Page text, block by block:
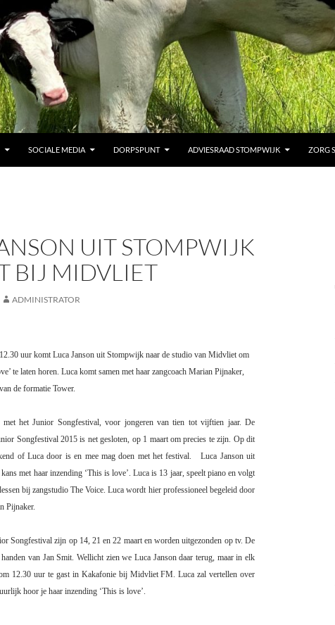
SOCIALE MEDIA DORPSPUNT ADVIESRAAD STOMPWIJK ZORG
UIT STOMPWIJK
BIJ MIDVLIET
ADMINISTRATOR
uur komt Luca Janson uit Stompwijk naar de studio van Midvliet om
te laten horen. Luca komt samen met haar zangcoach Marian Pijnaker,
de formatie Tower.
met het Junior Songfestival, voor jongeren van tien tot vijftien jaar. De
Songfestival 2015 is net gesloten, op 1 maart om precies te zijn. Op dit
of Luca door is en mee mag doen met het festival.
Luca Janson uit
met haar inzending ‘This is love’. Luca is 13 jaar, speelt piano en volgt
bij zangstudio The Voice. Luca wordt hier professioneel begeleid door
Pijnaker.
Songfestival zijn op 14, 21 en 22 maart en worden uitgezonden op tv. De
van Jan Smit. Wellicht zien we Luca Janson daar terug, maar in elk
12.30 uur te gast in Kakafonie bij Midvliet FM. Luca zal vertellen over
hoor je haar inzending ‘This is love’.